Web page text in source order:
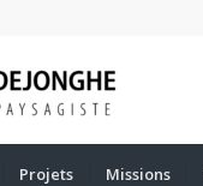
Projets Missions